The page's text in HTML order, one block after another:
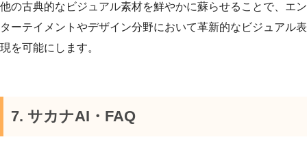
他の古典的なビジュアル素材を鮮やかに蘇らせることで、エン
ターテイメントやデザイン分野において革新的なビジュアル表
現を可能にします。
7. サカナAI・FAQ